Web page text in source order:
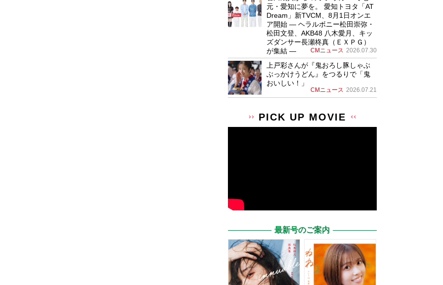
元・愛知に夢を。 愛知トヨタ「AT
Dream」新TVCM、8月1日オンエ
ア開始 ― ヘラルボニー松田崇弥・
松田文登、AKB48 八木愛月、キッ
ズダンサー長瀬柊真（ＥＸＰＧ）
が集結 ―
CMニュース 2026.07.30
上戸彩さんが『鬼おろし豚しゃぶ
ぶっかけうどん』をつるりで「鬼
おいしい！」
CMニュース 2026.07.21
PICK UP MOVIE
最新号のご案内